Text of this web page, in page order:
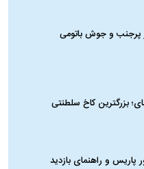
پرجنب و جوش باتومی
بزرگترین کاخ سلطنتی
پاریس و راهنمای بازدید